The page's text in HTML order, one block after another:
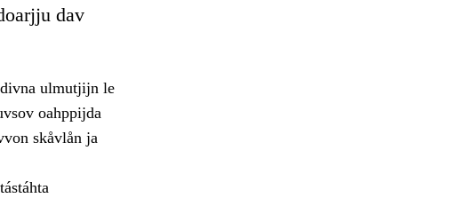
dav
ulmutjijn le
oahppijda
skåvlån ja